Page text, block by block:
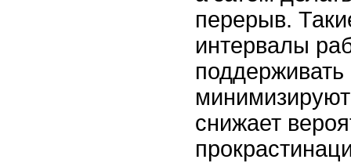
перерыв.
интервалы
снижает